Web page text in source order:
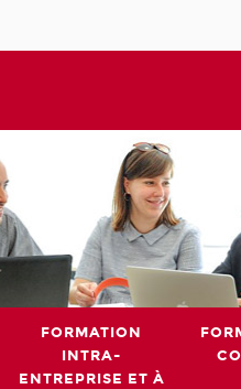
FORMATION
INTRA-
ENTREPRISE ET À